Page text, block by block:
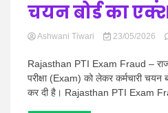
चयन बोर्ड का
Ashwani Tiwari 23/05/2026
Rajasthan PTI Exam Fraud –
परीक्षा (Exam) को लेकर कर्मचारी चयन
कर दी है। Rajasthan PTI Exam